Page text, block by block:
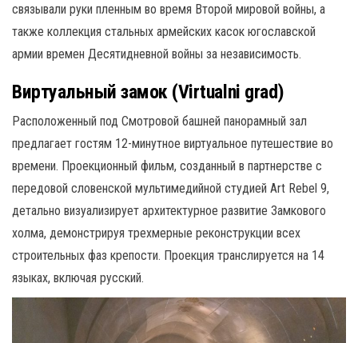
связывали руки пленным во время Второй мировой войны, а
также коллекция стальных армейских касок югославской
армии времен Десятидневной войны за независимость.
Виртуальный замок (Virtualni grad)
Расположенный под Смотровой башней панорамный зал
предлагает гостям 12-минутное виртуальное путешествие во
времени. Проекционный фильм, созданный в партнерстве с
передовой словенской мультимедийной студией Art Rebel 9,
детально визуализирует архитектурное развитие Замкового
холма, демонстрируя трехмерные реконструкции всех
строительных фаз крепости. Проекция транслируется на 14
языках, включая русский.